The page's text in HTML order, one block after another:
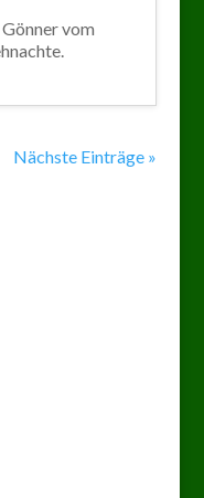
vom
Nächste Einträge »